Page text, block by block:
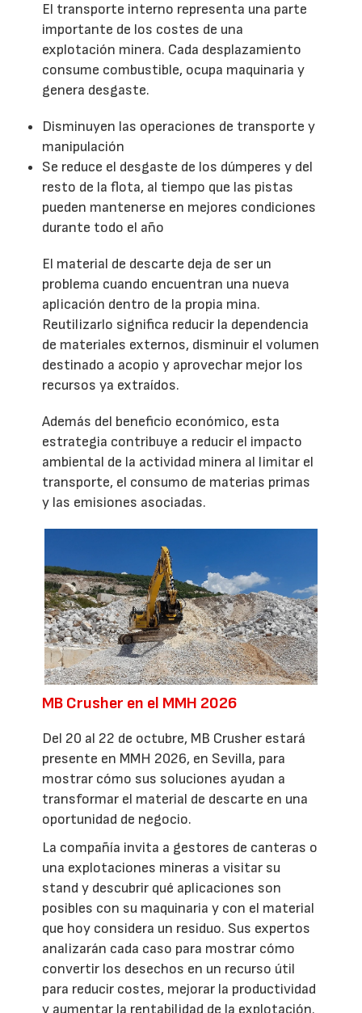
El transporte interno representa una parte
importante de los costes de una
explotación minera. Cada desplazamiento
consume combustible, ocupa maquinaria y
genera desgaste.
Disminuyen las operaciones de transporte y
manipulación
Se reduce el desgaste de los dúmperes y del
resto de la flota, al tiempo que las pistas
pueden mantenerse en mejores condiciones
durante todo el año
El material de descarte deja de ser un
problema cuando encuentran una nueva
aplicación dentro de la propia mina.
Reutilizarlo significa reducir la dependencia
de materiales externos, disminuir el volumen
destinado a acopio y aprovechar mejor los
recursos ya extraídos.
Además del beneficio económico, esta
estrategia contribuye a reducir el impacto
ambiental de la actividad minera al limitar el
transporte, el consumo de materias primas
y las emisiones asociadas.
MB Crusher en el MMH 2026
Del 20 al 22 de octubre, MB Crusher estará
presente en MMH 2026, en Sevilla, para
mostrar cómo sus soluciones ayudan a
transformar el material de descarte en una
oportunidad de negocio.
La compañía invita a gestores de canteras o
una explotaciones mineras a visitar su
stand y descubrir qué aplicaciones son
posibles con su maquinaria y con el material
que hoy considera un residuo. Sus expertos
analizarán cada caso para mostrar cómo
convertir los desechos en un recurso útil
para reducir costes, mejorar la productividad
y aumentar la rentabilidad de la explotación.